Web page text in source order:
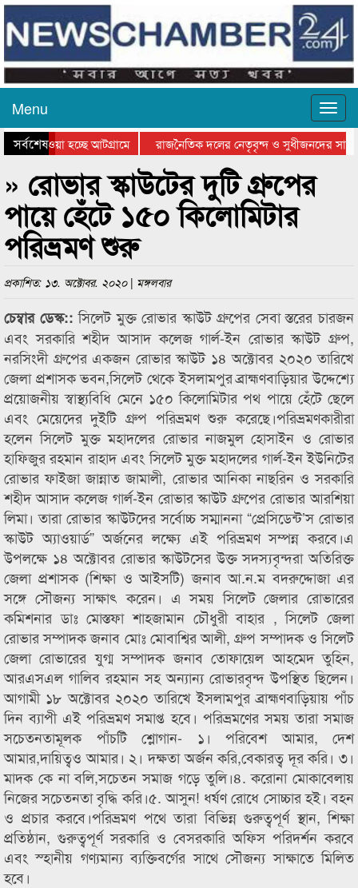
Menu
সর্বশেষ
যাওয়া হচ্ছে আটগ্রামে
রাজনৈতিক দলের নেতৃবৃন্দ ও সুধীজনদের সাথে
সিলেটে বাংলাদেশ গ্রুপ থিয়েটার
» রোভার স্কাউটের দুটি গ্রুপের
পায়ে হেঁটে ১৫০ কিলোমিটার
পরিভ্রমণ শুরু
প্রকাশিত: ১৩. অক্টোবর. ২০২০ | মঙ্গলবার
চেম্বার ডেস্ক::সিলেট মুক্ত রোভার স্কাউট গ্রুপের সেবা স্তরের চারজন
এবং সরকারি শহীদ আসাদ কলেজ গার্ল-ইন রোভার স্কাউট গ্রুপ,
নরসিংদী গ্রুপের একজন রোভার স্কাউট ১৪ অক্টোবর ২০২০ তারিখে
জেলা প্রশাসক ভবন,সিলেট থেকে ইসলামপুর ব্রাহ্মণবাড়িয়ার উদ্দেশ্যে
প্রয়োজনীয় স্বাস্থ্যবিধি মেনে ১৫০ কিলোমিটার পথ পায়ে হেঁটে ছেলে
এবং মেয়েদের দুইটি গ্রুপ পরিভ্রমণ শুরু করেছে।পরিভ্রমণকারীরা
হলেন সিলেট মুক্ত মহাদলের রোভার নাজমুল হোসাইন ও রোভার
হাফিজুর রহমান রাহাদ এবং সিলেট মুক্ত মহাদলের গার্ল-ইন ইউনিটের
রোভার ফাইজা জান্নাত জামালী, রোভার আনিকা নাছরিন ও সরকারি
শহীদ আসাদ কলেজ গার্ল-ইন রোভার স্কাউট গ্রুপের রোভার আরশিয়া
লিমা। তারা রোভার স্কাউটদের সর্বোচ্চ সম্মাননা “প্রেসিডেন্ট’স রোভার
স্কাউট অ্যাওয়ার্ড” অর্জনের লক্ষ্যে এই পরিভ্রমণ সম্পন্ন করবে।এ
উপলক্ষে ১৪ অক্টোবর রোভার স্কাউটসের উক্ত সদস্যবৃন্দরা অতিরিক্ত
জেলা প্রশাসক (শিক্ষা ও আইসটি) জনাব আ.ন.ম বদরুদ্দোজা এর
সঙ্গে সৌজন্য সাক্ষাৎ করেন। এ সময় সিলেট জেলার রোভারের
কমিশনার ডাঃ মোস্তফা শাহজামান চৌধুরী বাহার , সিলেট জেলা
রোভার সম্পাদক জনাব মোঃ মোবাশ্বির আলী, গ্রুপ সম্পাদক ও সিলেট
জেলা রোভারের যুগ্ম সম্পাদক জনাব তোফায়েল আহমেদ তুহিন,
আরএসএল গালিব রহমান সহ অন্যান্য রোভারবৃন্দ উপস্থিত ছিলেন।
আগামী ১৮ অক্টোবর ২০২০ তারিখে ইসলামপুর ব্রাহ্মণবাড়িয়ায় পাঁচ
দিন ব্যাপী এই পরিভ্রমণ সমাপ্ত হবে। পরিভ্রমণের সময় তারা সমাজ
সচেতনতামূলক পাঁচটি শ্লোগান- ১। পরিবেশ আমার, দেশ
আমার,দায়িত্বও আমার। ২। দক্ষতা অর্জন করি,বেকারত্ব দূর করি। ৩।
মাদক কে না বলি,সচেতন সমাজ গড়ে তুলি।৪. করোনা মোকাবেলায়
নিজের সচেতনতা বৃদ্ধি করি।৫. আসুন! ধর্ষণ রোধে সোচ্চার হই। বহন
ও প্রচার করবে।পরিভ্রমণ পথে তারা বিভিন্ন গুরুত্বপূর্ণ স্থান, শিক্ষা
প্রতিষ্ঠান, গুরুত্বপূর্ণ সরকারি ও বেসরকারি অফিস পরিদর্শন করবে
এবং স্হানীয় গণ্যমান্য ব্যক্তিবর্গের সাথে সৌজন্য সাক্ষাতে মিলিত
হবে।